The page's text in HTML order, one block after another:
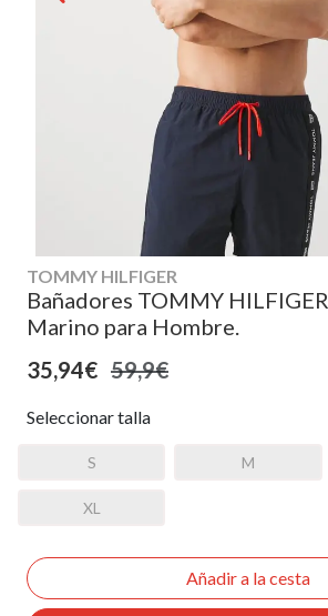
TOMMY HILFIGER
Bañadores TOMMY HILFIGER
Marino para Hombre.
35,94€ 59,9€
Seleccionar talla
S M
XL